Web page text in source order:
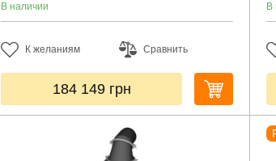
В наличии
К желаниям Сравнить
184 149 грн
В